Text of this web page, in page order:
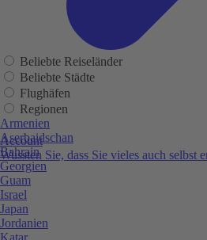
Account
Wussten Sie, dass Sie vieles auch selbst
Beliebte Reiseländer
Beliebte Städte
Flughäfen
Regionen
Armenien
Aserbaidschan
Bahrain
Georgien
Guam
Israel
Japan
Jordanien
Katar